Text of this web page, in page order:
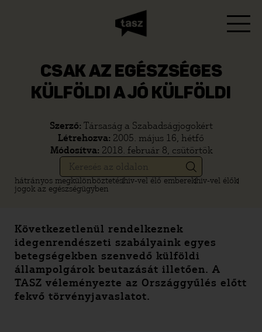
CSAK AZ EGÉSZSÉGES
KÜLFÖLDI A JÓ KÜLFÖLDI
Szerző: Társaság a Szabadságjogokért
Létrehozva: 2005. május 16, hétfő
Módosítva: 2018. február 8, csütörtök
hátrányos megkülönböztetéshiv-vel élő emberekhiv-vel élők
jogok az egészségügyben
Következetlenül rendelkeznek
idegenrendészeti szabályaink egyes
betegségekben szenvedő külföldi
állampolgárok beutazását illetően. A
TASZ véleményezte az Országgyűlés előtt
fekvő törvényjavaslatot.